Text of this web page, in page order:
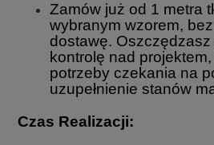
Zamów już od 1 metra
wybranym wzorem,
dostawę. Oszczędzasz
kontrolę nad
potrzeby czekania na
uzupełnienie stanów
Czas Realizacji: